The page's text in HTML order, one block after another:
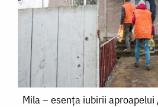
Mila
Mila – esența iubirii